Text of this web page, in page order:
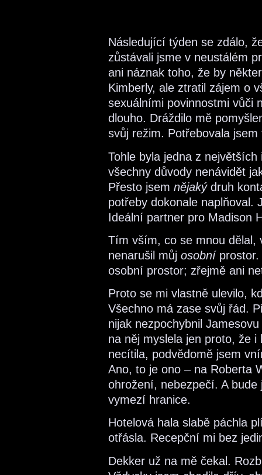
Následující týden se zdálo,
zůstávali jsme v neustálém
ani náznak toho, že by
Kimberly, ale ztratil zájem o
sexuálními povinnostmi vůči
dlouho. Dráždilo mě
svůj režim. Potřebovala
Tohle byla jedna z
všechny důvody nenávidět
Přesto jsem nějakýdruh
potřeby dokonale naplňoval.
Ideální partner pro Madison
Tím vším, co se mnou dělal,
nenarušil můj osobníprostor.
osobní prostor; zřejmě ani
Proto se mi vlastně ulevilo,
Všechno má zase svůj řád.
nijak nezpochybnil
na něj myslela jen proto, že
necítila, podvědomě jsem
Ano, to je ono – na Roberta
ohrožení, nebezpečí. A
vymezí hranice.
Hotelová hala slabě páchla
otřásla. Recepční mi bez
Dekker už na mě čekal.